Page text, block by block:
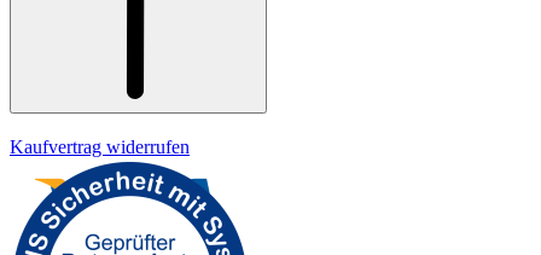
Kaufvertrag widerrufen